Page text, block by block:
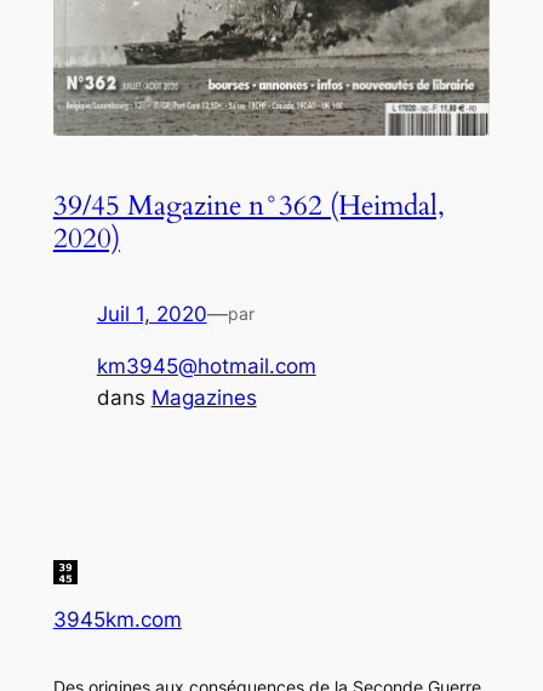
39/45 Magazine n°362 (Heimdal,
2020)
Juil 1, 2020—par
km3945@hotmail.com
dans Magazines
3945km.com
Des origines aux conséquences de la Seconde Guerre